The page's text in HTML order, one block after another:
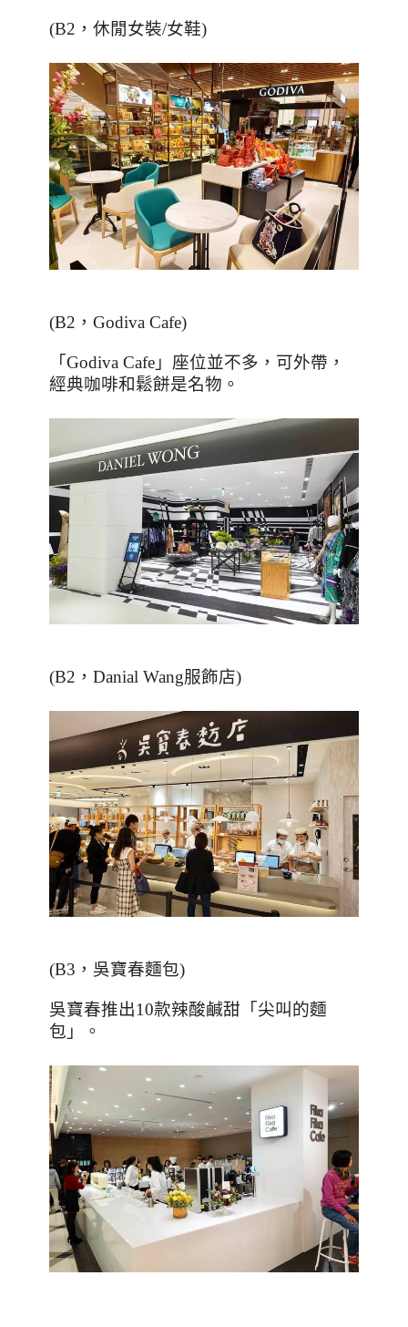
(B2 ，休閒女裝/女鞋)
(B2，Godiva Cafe)
「Godiva Cafe 」座位並不多，可外帶，
經典咖啡和鬆餅是名物。
(B2，Danial Wang服飾店)
(B3 ，吳寶春麵包)
吳寶春推出10款辣酸鹹甜「尖叫的麵
包」。